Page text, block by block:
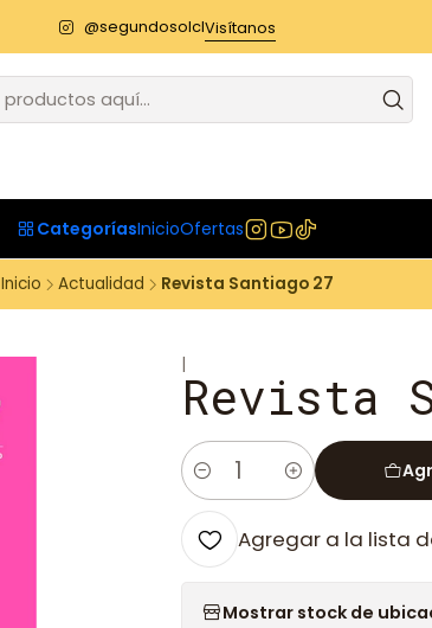
CategoríasInicioOfertas
@segundosolclVisítanos
Inicio Actualidad Revista Santiago 27
|
Revista
Cantidad
Agregar a la lista
Mostrar stock de